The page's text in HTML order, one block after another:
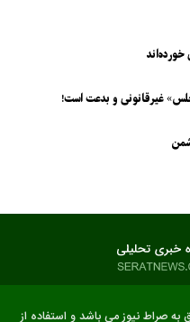
غیرقانونی و بدعت است!
صراط نیوز می باشد و استفاده از